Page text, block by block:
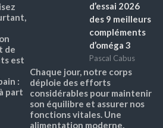
de
est
:
part
d’essai 2026
des 9 meilleurs
compléments
d’oméga 3
Pascal Cabus
Chaque jour, notre corps
déploie des efforts
considérables pour maintenir
son équilibre et assurer nos
fonctions vitales. Une
alimentation moderne,